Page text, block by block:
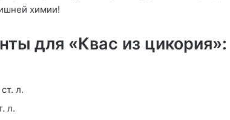
химии!
для «Квас из цикория»:
л.
л.